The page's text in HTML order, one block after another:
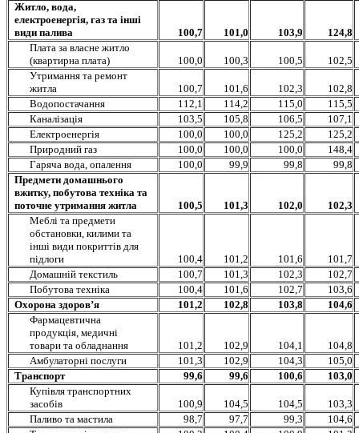
Житло, вода,
електроенергія, газ та інші
види палива
100,7 101,0 103,9
124,8
Плата за власне житло
(квартирна плата)
100,0 100,3 100,5
102,5
Утримання та ремонт
житла
100,7 101,6 102,3
102,8
Водопостачання
112,1 114,2 115,0
115,5
Каналізація
103,5 105,8 106,5
107,1
Електроенергія
100,0 100,0 125,2
125,2
Природний газ
100,0 100,0 100,0
148,4
Гаряча вода, опалення
100,0 99,9 99,8
99,8
Предмети домашнього
вжитку, побутова техніка та
поточне утримання житла
100,5 101,3 102,0
102,3
Меблі та предмети
обстановки, килими та
інші види покриттів для
підлоги
100,4 101,2 101,6
101,7
Домашній текстиль
100,7 101,3 102,3
102,7
Побутова техніка
100,4 101,6 102,7
103,6
Охорона здоров’я
101,2 102,8 103,8
104,6
Фармацевтична
продукція, медичні
товари та обладнання
101,2 102,9 104,1
104,8
Амбулаторні послуги
101,3 102,9 104,3
105,0
Транспорт
99,6 99,6 100,6
103,0
Купівля транспортних
засобів
100,9 104,5 104,5
103,3
Паливо та мастила
98,7 97,7 99,3
104,6